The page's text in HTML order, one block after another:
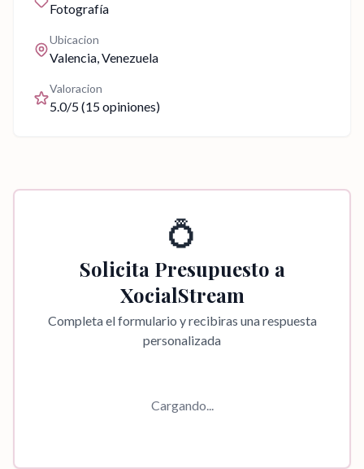
Fotografía
Ubicacion
Valencia, Venezuela
Valoracion
5.0/5 (15opiniones)
💍
Solicita Presupuesto a
XocialStream
Completa el formulario y recibiras una respuesta
personalizada
Cargando...